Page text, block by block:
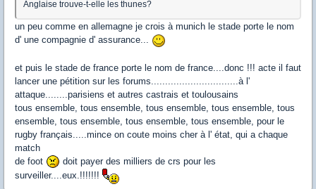
Anglaise trouve-t-elle les thunes?
un peu comme en allemagne je crois à munich le stade porte le nom
d' une compagnie d' assurance...
et puis le stade de france porte le nom de france....donc !!! acte il faut
lancer une pétition sur les forums...............................à l'
attaque........parisiens et autres castrais et toulousains
tous ensemble, tous ensemble, tous ensemble, tous ensemble, tous
ensemble, tous ensemble, tous ensemble, tous ensemble, pour le
rugby français.....mince on coute moins cher à l' état, qui a chaque
match
de foot
doit payer des milliers de crs pour les
surveiller....eux.!!!!!!!